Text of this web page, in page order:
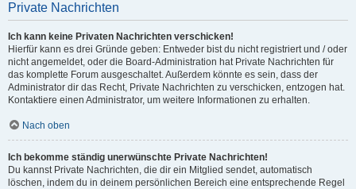
Private Nachrichten
Ich kann keine Privaten Nachrichten verschicken!
Hierfür kann es drei Gründe geben: Entweder bist du nicht registriert und / oder
nicht angemeldet, oder die Board-Administration hat Private Nachrichten für
das komplette Forum ausgeschaltet. Außerdem könnte es sein, dass der
Administrator dir das Recht, Private Nachrichten zu verschicken, entzogen hat.
Kontaktiere einen Administrator, um weitere Informationen zu erhalten.
Nach oben
Ich bekomme ständig unerwünschte Private Nachrichten!
Du kannst Private Nachrichten, die dir ein Mitglied sendet, automatisch
löschen, indem du in deinem persönlichen Bereich eine entsprechende Regel